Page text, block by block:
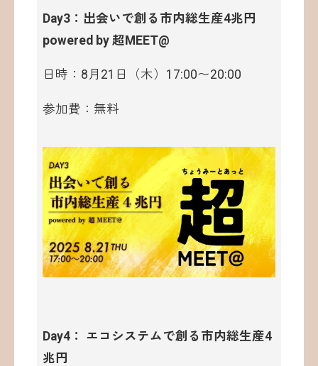
Day3：出会いで創る市内総生産4兆円
powered by 超MEET@
日時：8月21日（木）17:00〜20:00
参加費：無料
Day4： エコシステムで創る市内総生産4
兆円